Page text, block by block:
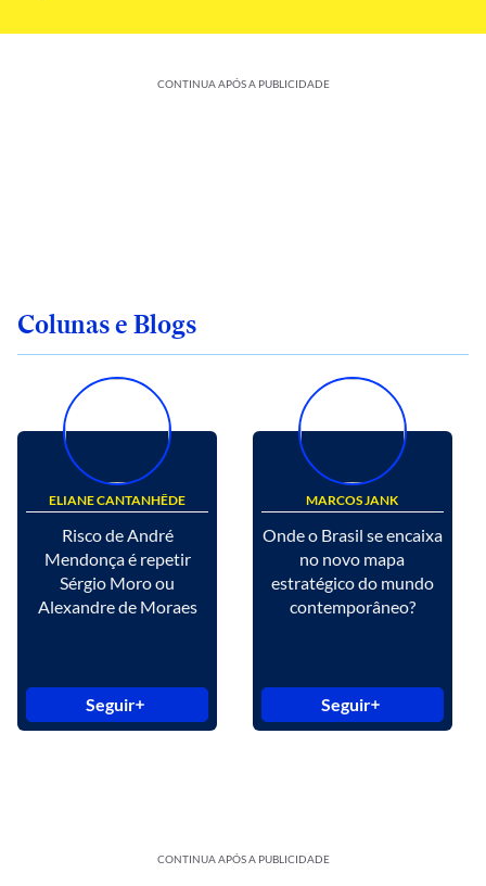
CONTINUA APÓS A PUBLICIDADE
Colunas e Blogs
ELIANE CANTANHÊDE
Risco de André
Mendonça é repetir
Sérgio Moro ou
Alexandre de Moraes
Seguir
MARCOS JANK
Onde o Brasil se encaixa
no novo mapa
estratégico do mundo
contemporâneo?
Seguir
CONTINUA APÓS A PUBLICIDADE